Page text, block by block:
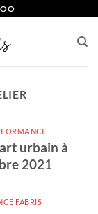
urbain à
2021
FABRIS